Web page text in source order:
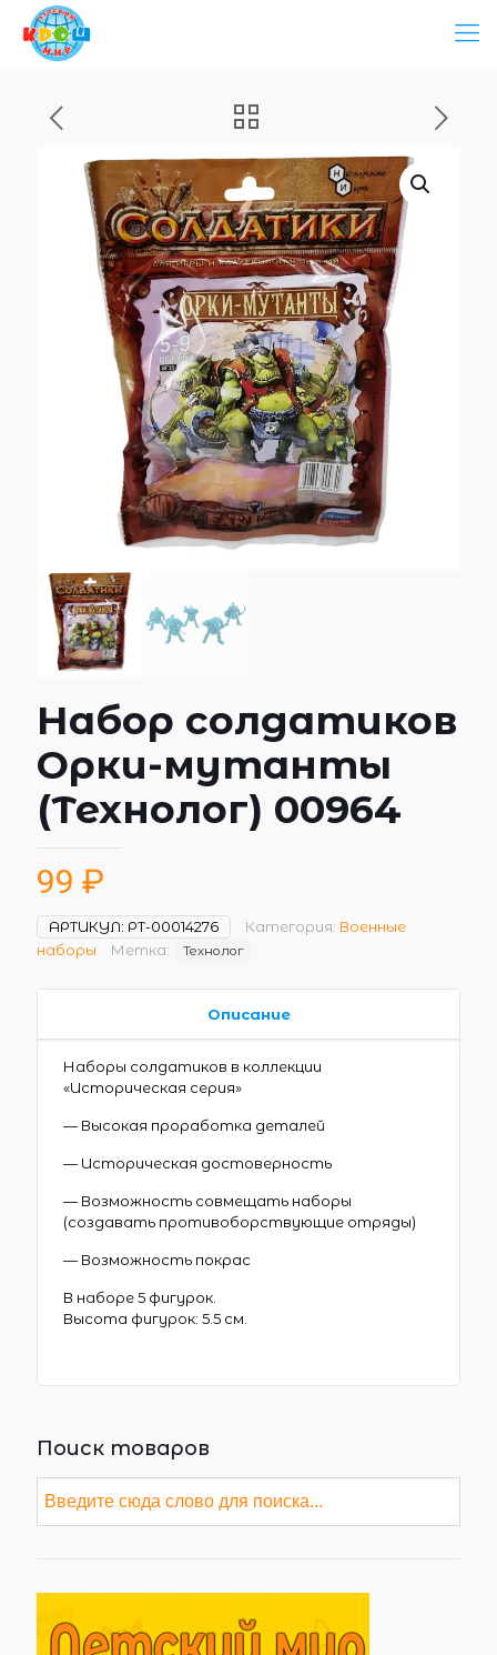
Набор солдатиков
Орки-мутанты
(Технолог) 00964
99 ₽
АРТИКУЛ: РТ-00014276 Категория: Военные
наборы
Метка: Технолог
Описание
Наборы солдатиков в коллекции
«Историческая серия»
— Высокая проработка деталей
— Историческая достоверность
— Возможность совмещать наборы
(создавать противоборствующие отряды)
— Возможность покрас
В наборе 5 фигурок.
Высота фигурок: 5.5 см.
Поиск товаров